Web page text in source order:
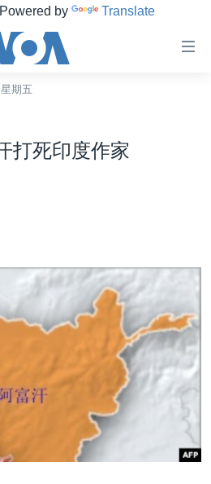
Powered by Translate
期五
打死印度作家